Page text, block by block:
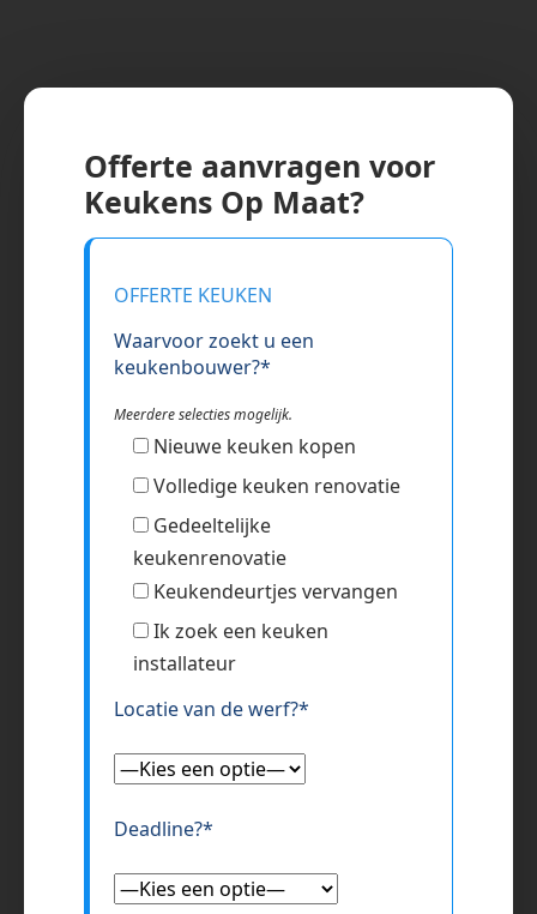
Offerte aanvragen voor
Keukens Op Maat?
OFFERTE KEUKEN
Waarvoor zoekt u een
keukenbouwer?*
Meerdere selecties mogelijk.
Nieuwe keuken kopen
Volledige keuken renovatie
Gedeeltelijke
keukenrenovatie
Keukendeurtjes vervangen
Ik zoek een keuken
installateur
Locatie van de werf?*
Deadline?*